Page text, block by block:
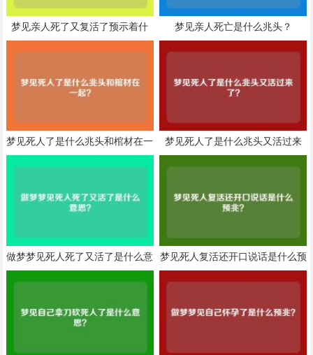
梦见亲人死了又复活了预示着什
么？
梦见亲人死亡是什么兆头？
梦见死人了是什么兆头和棺材在一
起？
梦见死人了是什么兆头又活过来
了？
做梦梦见死人死了又活了是什么意
思？
梦见死人复活还开口说话是什么预
兆？